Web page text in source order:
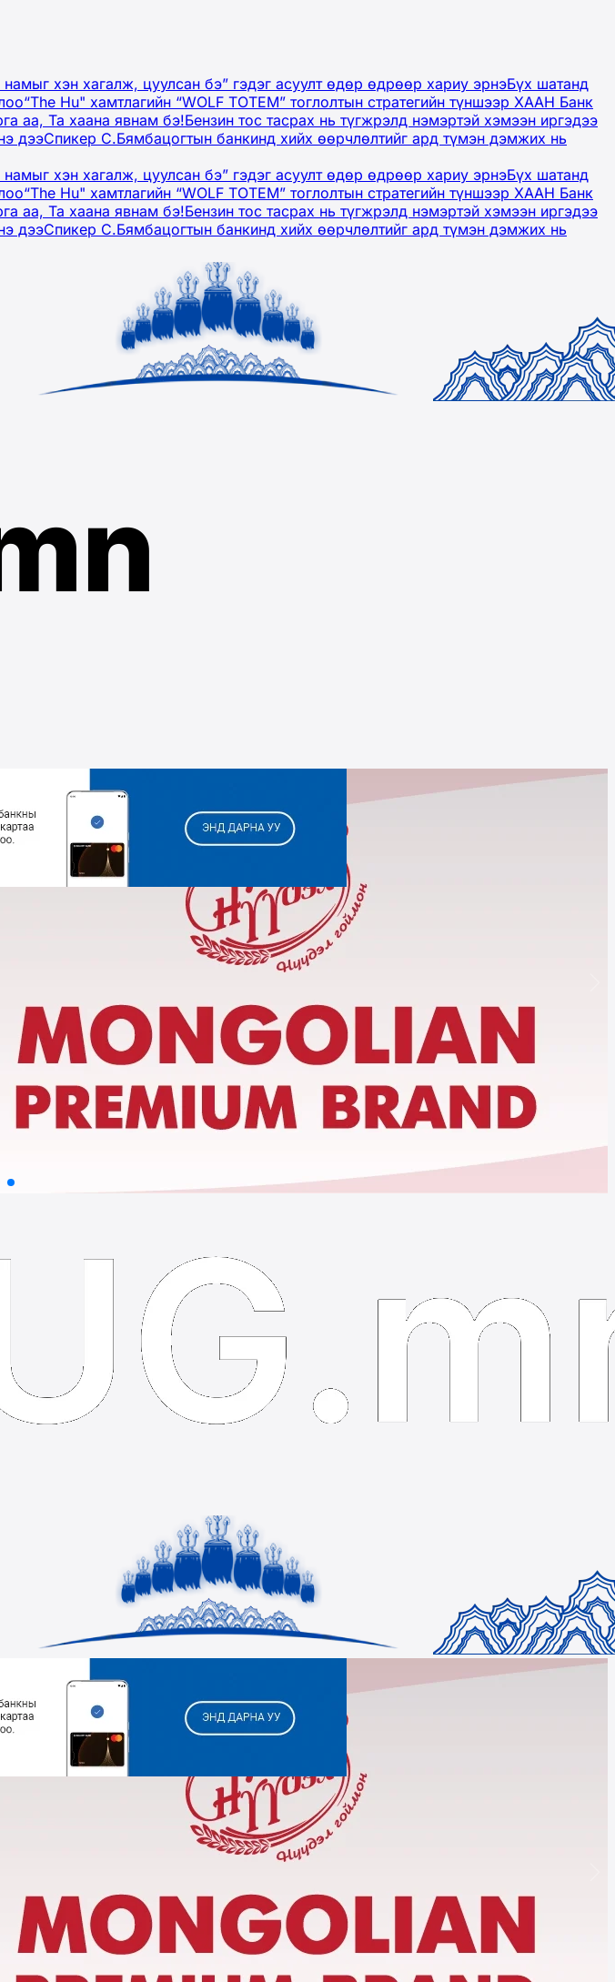
хэн хагалж, цуулсан бэ” гэдэг асуулт өдөр өдрөөр хариу эрнэБүх шатанд
“The Hu" хамтлагийн “WOLF TOTEM” тоглолтын стратегийн түншээр ХААН Банк
аа, Та хаана явнам бэ!Бензин тос тасрах нь түгжрэлд нэмэртэй хэмээн иргэдээ
дээСпикер С.Бямбацогтын банкинд хийх өөрчлөлтийг ард түмэн дэмжих нь
хэн хагалж, цуулсан бэ” гэдэг асуулт өдөр өдрөөр хариу эрнэБүх шатанд
“The Hu" хамтлагийн “WOLF TOTEM” тоглолтын стратегийн түншээр ХААН Банк
аа, Та хаана явнам бэ!Бензин тос тасрах нь түгжрэлд нэмэртэй хэмээн иргэдээ
дээСпикер С.Бямбацогтын банкинд хийх өөрчлөлтийг ард түмэн дэмжих нь